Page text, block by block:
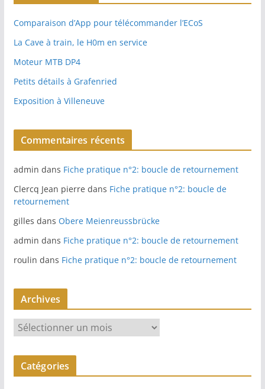
Comparaison d’App pour télécommander l’ECoS
La Cave à train, le H0m en service
Moteur MTB DP4
Petits détails à Grafenried
Exposition à Villeneuve
Commentaires récents
admin dans Fiche pratique n°2: boucle de retournement
Clercq Jean pierre dans Fiche pratique n°2: boucle de
retournement
gilles dans Obere Meienreussbrücke
admin dans Fiche pratique n°2: boucle de retournement
roulin dans Fiche pratique n°2: boucle de retournement
Archives
c
Catégories